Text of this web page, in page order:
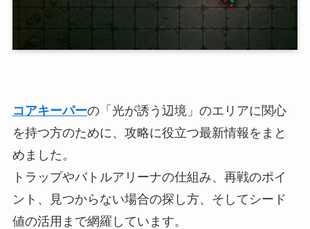
コアキーパーの「光が誘う辺境」のエリアに関心
を持つ方のために、攻略に役立つ最新情報をまと
めました。
トラップやバトルアリーナの仕組み、再戦のポイ
ント、見つからない場合の探し方、そしてシード
値の活用まで網羅しています。